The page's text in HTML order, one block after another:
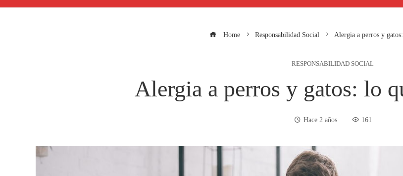
Home Responsabilidad Social Alergia a perros y
RESPONSABILIDAD SOCIAL
Alergia a perros y gatos: lo
Hace 2 años 161